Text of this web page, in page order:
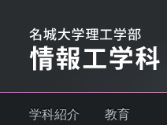
学科紹介 教育